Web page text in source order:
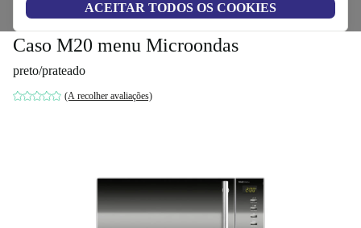
ACEITAR TODOS OS COOKIES
Início Cozinha Eletrodomésticos de cozinha Cozinhar e forno
Caso M20 menu Microondas
preto/prateado
(A recolher avaliações)